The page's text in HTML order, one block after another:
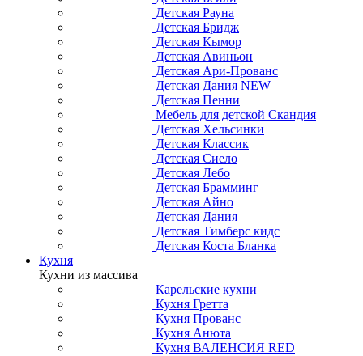
Детская Рауна
Детская Бридж
Детская Кымор
Детская Авиньон
Детская Ари-Прованс
Детская Дания NEW
Детская Пенни
Мебель для детской Скандия
Детская Хельсинки
Детская Классик
Детская Сиело
Детская Лебо
Детская Брамминг
Детская Айно
Детская Дания
Детская Тимберс кидс
Детская Коста Бланка
Кухня
Кухни из массива
Карельские кухни
Кухня Гретта
Кухня Прованс
Кухня Анюта
Кухня ВАЛЕНСИЯ RED